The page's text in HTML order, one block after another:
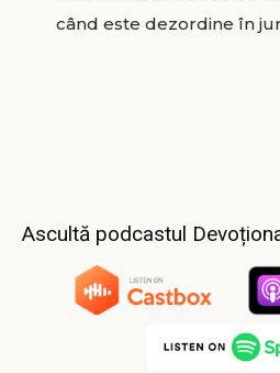
când este dezordine în
Ascultă podcastul